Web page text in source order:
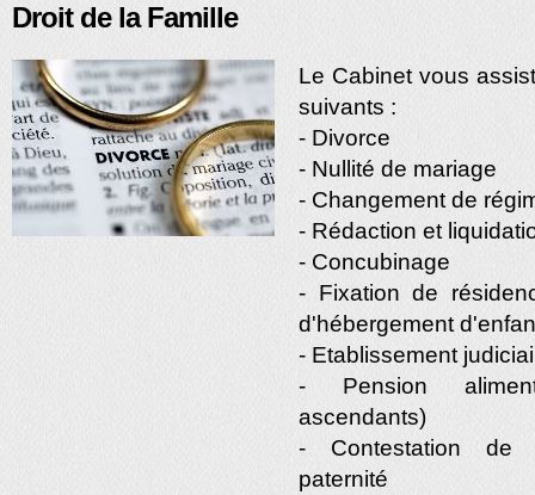
Droit de la Famille
Le Cabinet vous
suivants :
- Divorce
- Nullité de mariage
- Changement de
- Rédaction et
- Concubinage
- Fixation de
d'hébergement
- Etablissement
- Pension
ascendants)
- Contestation de
paternité